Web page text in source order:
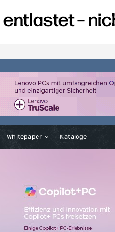
Whitepaper Kataloge